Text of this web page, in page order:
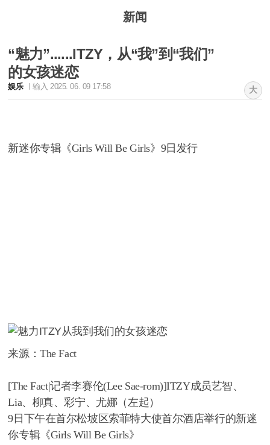
新闻
“魅力”......ITZY，从“我”到“我们”
的女孩迷恋
娱乐 输入 2025. 06. 09 17:58 大
新迷你专辑《Girls Will Be Girls》9日发行
来源：The Fact
[The Fact|记者李赛伦(Lee Sae-rom)]ITZY成员艺智、
Lia、柳真、彩宁、尤娜（左起）
9日下午在首尔松坡区索菲特大使首尔酒店举行的新迷
你专辑《Girls Will Be Girls》